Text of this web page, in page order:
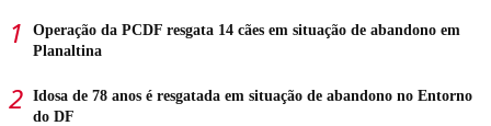
Operação da PCDF resgata 14 cães em situação de abandono em
Planaltina
Idosa de 78 anos é resgatada em situação de abandono no Entorno
do DF